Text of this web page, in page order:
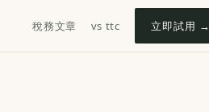
稅務文章 vs ttc 立即試用 →